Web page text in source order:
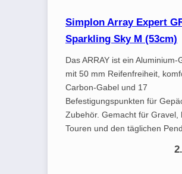
Simplon Array Expert
Sparkling Sky M (53cm)
Das ARRAY ist ein Aluminium-
mit 50 mm Reifenfreiheit,
Carbon-Gabel und 17
Befestigungspunkten für
Zubehör. Gemacht für Gravel,
Touren und den täglichen